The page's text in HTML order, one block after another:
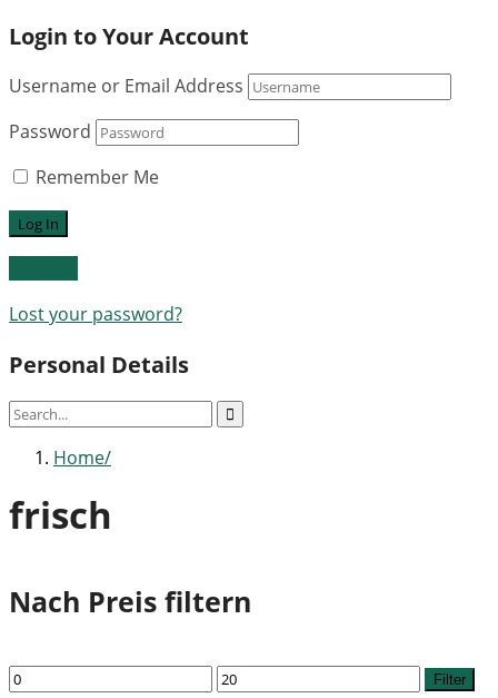
Login to Your Account
Username or Email Address
Password
Remember Me
Lost your password?
Personal Details
Home
frisch
Nach Preis filtern
Min.
Max.
Filter